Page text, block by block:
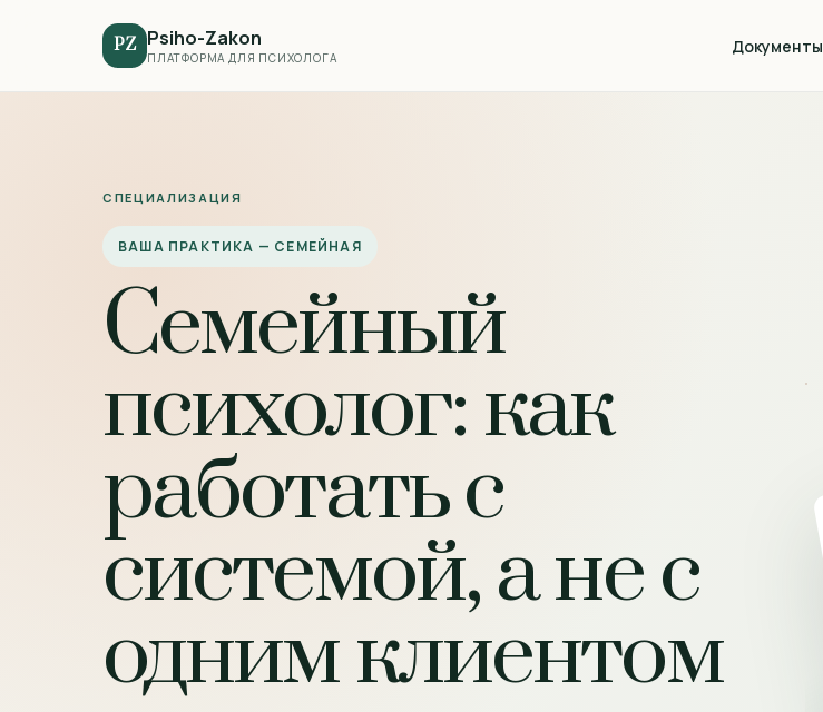
PZ Psiho-Zakon
ПЛАТФОРМА ДЛЯ ПСИХОЛОГА
Документы
СПЕЦИАЛИЗАЦИЯ
ВАША ПРАКТИКА — СЕМЕЙНАЯ
Семейный
психолог: как
работать с
системой, а не с
одним клиентом